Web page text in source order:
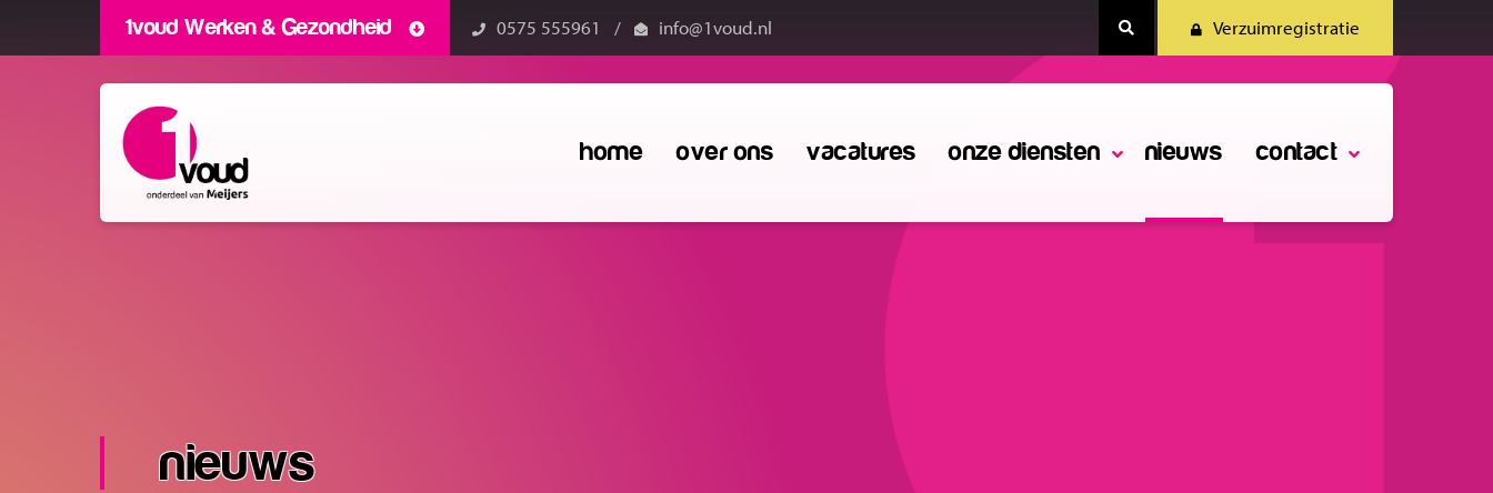
1voud Werken & Gezondheid 0575 555961 / info@1voud.nl Verzuimregistratie
home over ons vacatures onze diensten nieuws contact
nieuws